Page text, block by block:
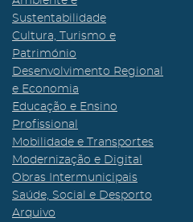
Sustentabilidade
Cultura, Turismo e
Património
Desenvolvimento Regional
e Economia
Educação e Ensino
Profissional
Mobilidade e Transportes
Modernização e Digital
Obras Intermunicipais
Saúde, Social e Desporto
Arquivo